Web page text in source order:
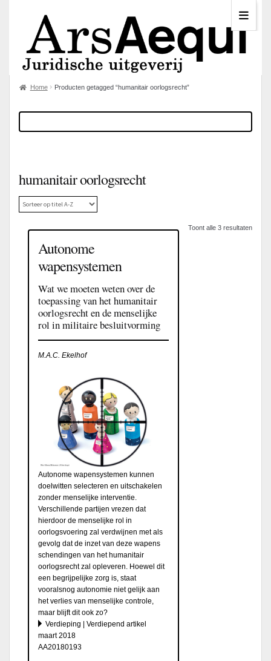
Home Producten getagged “humanitair oorlogsrecht”
humanitair oorlogsrecht
Toont alle 3 resultaten
Autonome
wapensystemen
Wat we moeten weten over de
toepassing van het humanitair
oorlogsrecht en de menselijke
rol in militaire besluitvorming
M.A.C. Ekelhof
Autonome wapensystemen kunnen
doelwitten selecteren en uitschakelen
zonder menselijke interventie.
Verschillende partijen vrezen dat
hierdoor de menselijke rol in
oorlogsvoering zal verdwijnen met als
gevolg dat de inzet van deze wapens
schendingen van het humanitair
oorlogsrecht zal opleveren. Hoewel dit
een begrijpelijke zorg is, staat
vooralsnog autonomie niet gelijk aan
het verlies van menselijke controle,
maar blijft dit ook zo?
Verdieping | Verdiepend artikel
maart 2018
AA20180193